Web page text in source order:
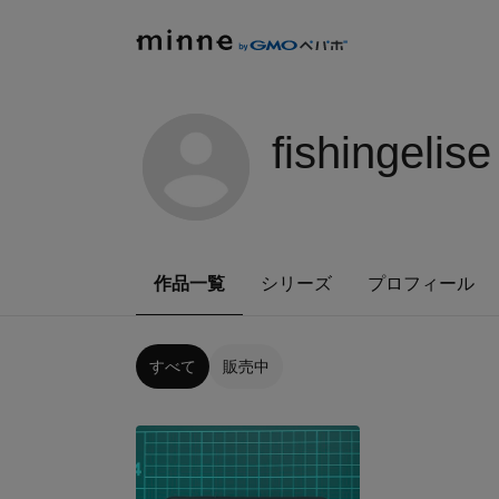
fishingelise
作品一覧 シリーズ プロフィール
すべて 販売中